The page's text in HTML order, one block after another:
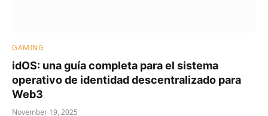
GAMING
idOS: una guía completa para el sistema
operativo de identidad descentralizado para
Web3
November 19, 2025